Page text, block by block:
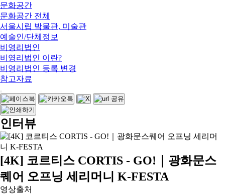
문화공간
문화공간 전체
서울시립 박물관, 미술관
예술인/단체정보
비영리법인
비영리법인 이란?
비영리법인 등록 변경
참고자료
인터뷰
[4K] 코르티스 CORTIS - GO!｜광화문스
퀘어 오프닝 세리머니 K-FESTA
영상출처